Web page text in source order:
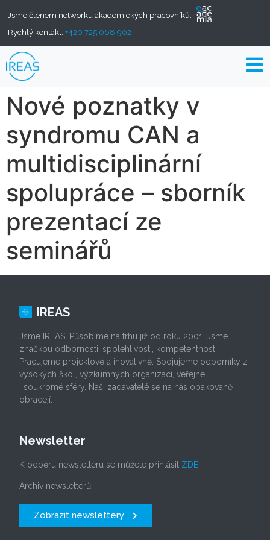
Jsme členem networku akademických pracovníků.
Rychlý kontakt: +420 725 068 902
Nové poznatky v
syndromu CAN a
multidisciplinární
spolupráce – sborník
prezentací ze
seminářů
IREAS
Jsme IREAS. Působíme na trhu již od roku 2001. Jsme
značkou odbornosti, spolehlivosti, kompetentnosti.
Pracujeme projektově a inovativně. Spojujeme odborníky z
vysokých škol, výzkumných organizací, veřejné
i soukromé sféry. Naši zadavatelé se na nás opakovaně
obracejí.
Newsletter
K odběru newsletteru se můžete přihlásit ZDE
Archiv newsletterů:
Zobrazit newslettery